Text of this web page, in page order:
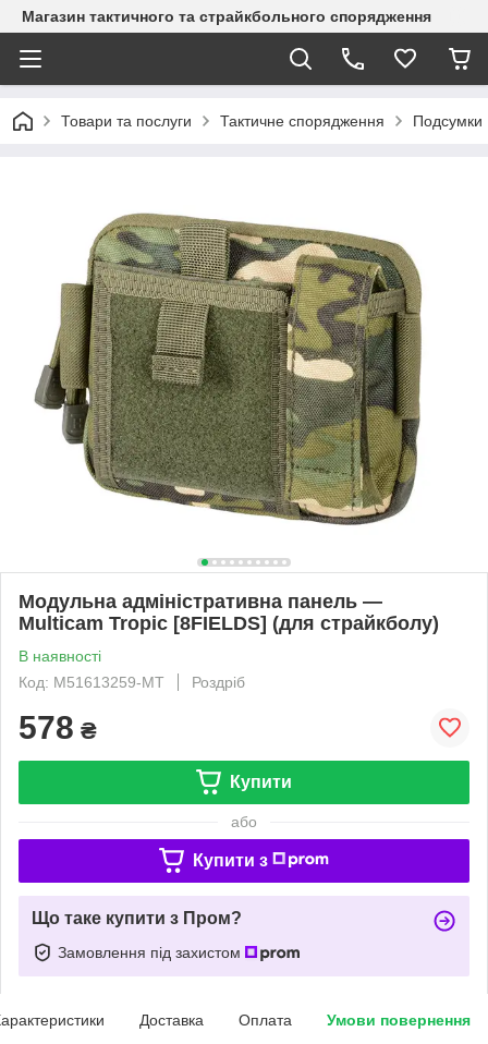
Магазин тактичного та страйкбольного спорядження
Товари та послуги Тактичне спорядження Подсумки
Модульна адміністративна панель —
Multicam Tropic [8FIELDS] (для страйкболу)
В наявності
Код: M51613259-MT
Роздріб
578 ₴
Купити
або
Купити з
Що таке купити з Пром?
Замовлення під захистом
Доставка Оплата Умови повернення